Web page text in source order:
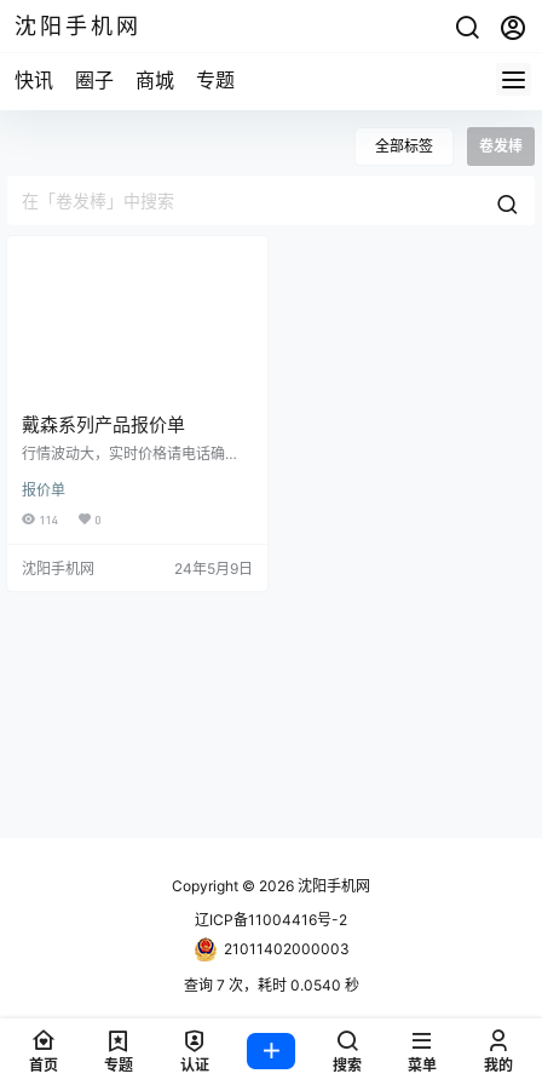
沈阳手机网
快讯 圈子 商城 专题
全部标签 卷发棒
戴森系列产品报价单
行情波动大，实时价格请电话确
新业务，修手机！15524468880微
信同步，15674294444微信同步沈
站更新！www.024hh.com 微信公
报价单
114 0
沈阳手机网 24年5月9日
Copyright © 2026 沈阳手机网
辽ICP备11004416号-2
21011402000003
查询 7 次，耗时 0.0540 秒
首页 专题 认证 搜索 菜单 我的